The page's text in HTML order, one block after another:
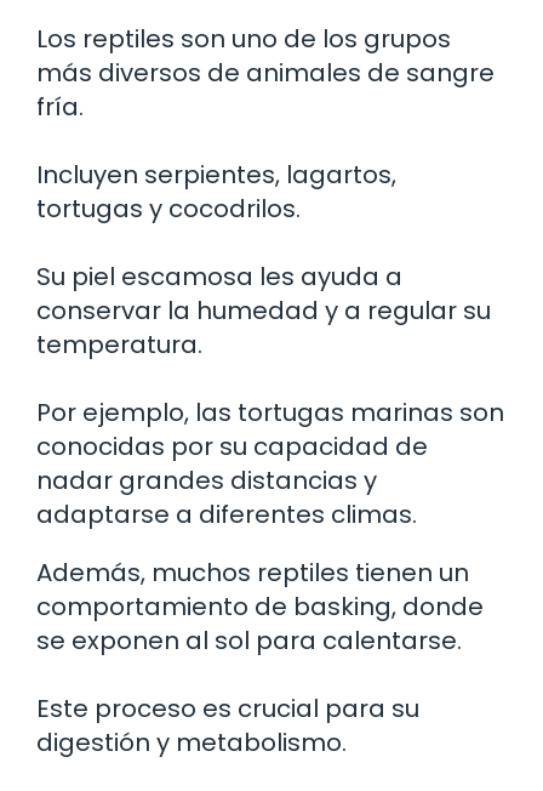
Los reptiles son uno de los grupos
más diversos de animales de sangre
fría.
Incluyen serpientes, lagartos,
tortugas y cocodrilos.
Su piel escamosa les ayuda a
conservar la humedad y a regular su
temperatura.
Por ejemplo, las tortugas marinas son
conocidas por su capacidad de
nadar grandes distancias y
adaptarse a diferentes climas.
Además, muchos reptiles tienen un
comportamiento de basking, donde
se exponen al sol para calentarse.
Este proceso es crucial para su
digestión y metabolismo.